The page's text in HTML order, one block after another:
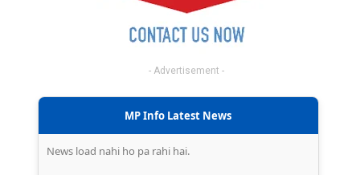
- Advertisement -
MP Info Latest News
News load nahi ho pa rahi hai.